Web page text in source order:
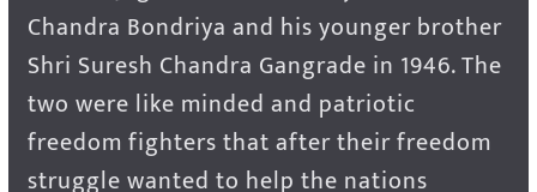
Chandra Bondriya and his younger brother
Shri Suresh Chandra Gangrade in 1946. The
two were like minded and patriotic
freedom fighters that after their freedom
struggle wanted to help the nations